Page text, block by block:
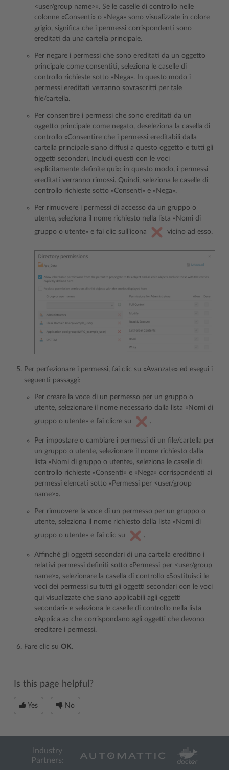
<user/group name>». Se le caselle di controllo nelle
colonne «Consenti» o «Nega» sono visualizzate in colore
grigio, significa che i permessi corrispondenti sono
ereditati da una cartella principale.
Per negare i permessi che sono ereditati da un oggetto
principale come consentiti, seleziona le caselle di
controllo richieste sotto «Nega». In questo modo i
permessi ereditati verranno sovrascritti per tale
file/cartella.
Per consentire i permessi che sono ereditati da un
oggetto principale come negato, deseleziona la casella di
controllo «Consentire che i permessi ereditabili dalla
cartella principale siano diffusi a questo oggetto e tutti gli
oggetti secondari. Includi questi con le voci
esplicitamente definite qui»: in questo modo, i permessi
ereditati verranno rimossi. Quindi, seleziona le caselle di
controllo richieste sotto «Consenti» e «Nega».
Per rimuovere i permessi di accesso da un gruppo o
utente, seleziona il nome richiesto nella lista «Nomi di
gruppo o utente» e fai clic sull’icona
vicino ad esso.
Per perfezionare i permessi, fai clic su «Avanzate» ed esegui i
seguenti passaggi:
Per creare la voce di un permesso per un gruppo o
utente, selezionare il nome necessario dalla lista «Nomi di
gruppo o utente» e fai clicre su
.
Per impostare o cambiare i permessi di un file/cartella per
un gruppo o utente, selezionare il nome richiesto dalla
lista «Nomi di gruppo o utente», seleziona le caselle di
controllo richieste «Consenti» e «Nega» corrispondenti ai
permessi elencati sotto «Permessi per <user/group
name>».
Per rimuovere la voce di un permesso per un gruppo o
utente, seleziona il nome richiesto dalla lista «Nomi di
gruppo o utente» e fai clic su
.
Affinché gli oggetti secondari di una cartella ereditino i
relativi permessi definiti sotto «Permessi per <user/group
name>», selezionare la casella di controllo «Sostituisci le
voci dei permessi su tutti gli oggetti secondari con le voci
qui visualizzate che siano applicabili agli oggetti
secondari» e seleziona le caselle di controllo nella lista
«Applica a» che corrispondano agli oggetti che devono
ereditare i permessi.
Fare clic su OK.
Is this page helpful?
Yes No
Industry
Partners: